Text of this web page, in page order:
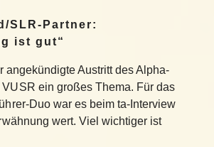
SLR-Partner:
ist gut“
angekündigte Austritt des Alpha-
ein großes Thema. Für das
Duo war es beim ta-Interview
wert. Viel wichtiger ist